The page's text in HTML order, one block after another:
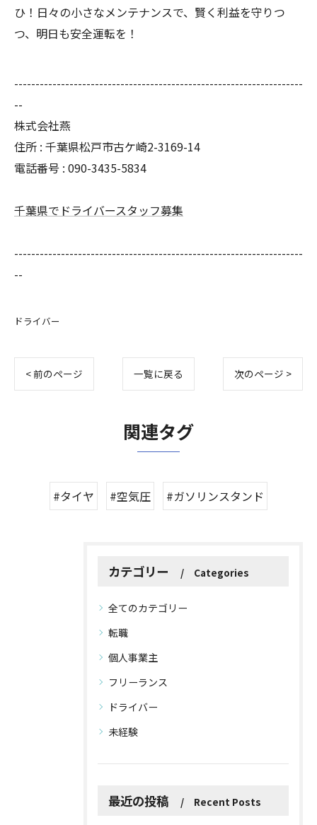
ひ！日々の小さなメンテナンスで、賢く利益を守りつ
つ、明日も安全運転を！
--------------------------------------------------------------------
--
株式会社燕
住所 : 千葉県松戸市古ケ崎2-3169-14
電話番号 : 090-3435-5834
千葉県でドライバースタッフ募集
--------------------------------------------------------------------
--
ドライバー
< 前のページ 一覧に戻る 次のページ >
関連タグ
#タイヤ #空気圧 #ガソリンスタンド
カテゴリー Categories
全てのカテゴリー
転職
個人事業主
フリーランス
ドライバー
未経験
最近の投稿 Recent Posts